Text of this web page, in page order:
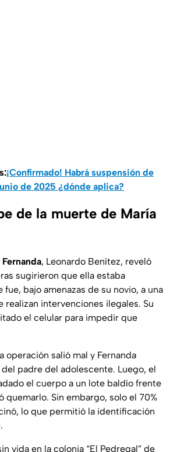
¡Confirmado! Habrá suspensión de
de 2025 ¿dónde aplica?
de la muerte de María
Fernanda, Leonardo Benítez, reveló
sugirieron que ella estaba
fue, bajo amenazas de su novio, a una
realizan intervenciones ilegales. Su
el celular para impedir que
operación salió mal y Fernanda
padre del adolescente. Luego, el
el cuerpo a un lote baldío frente
quemarlo. Sin embargo, solo el 70%
lo que permitió la identificación
vida en la colonia “El Pedregal” de